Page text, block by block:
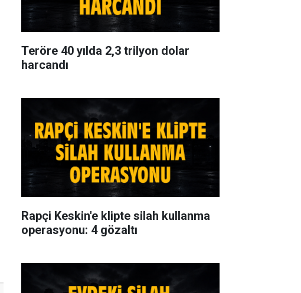
Teröre 40 yılda 2,3 trilyon dolar
harcandı
Rapçi Keskin'e klipte silah kullanma
operasyonu: 4 gözaltı